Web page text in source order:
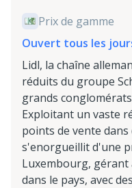
Prix de gamme
Ouvert tous les
Lidl, la chaîne
réduits du groupe
grands
Exploitant un vaste
points de vente dans
s'enorgueillit d'une
Luxembourg, gérant
dans le pays, avec